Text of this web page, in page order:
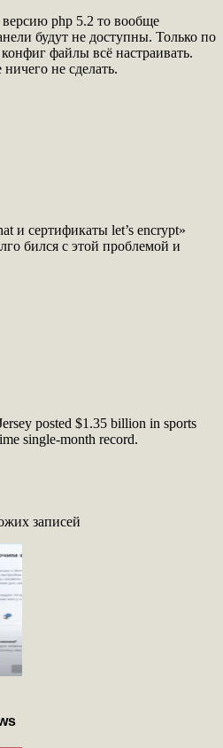
php 5.2 то вообще
будут не доступны. Только по
конфиг файлы всё настраивать.
не сделать.
и сертификаты let’s encrypt»
бился с этой проблемой и
posted $1.35 billion in sports
single-month record.
записей